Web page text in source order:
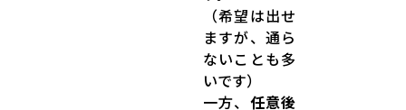
（希望は出せ
ますが、通ら
ないことも多
いです）
一方、 任意後